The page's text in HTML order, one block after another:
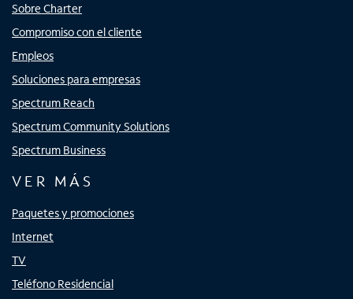
Sobre Charter
Compromiso con el cliente
Empleos
Soluciones para empresas
Spectrum Reach
Spectrum Community Solutions
Spectrum Business
VER MÁS
Paquetes y promociones
Internet
TV
Teléfono Residencial